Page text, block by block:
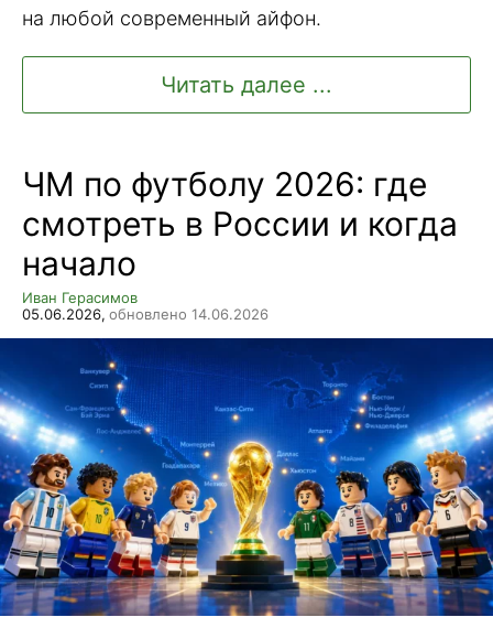
на любой современный айфон.
Читать далее ...
ЧМ по футболу 2026: где
смотреть в России и когда
начало
Иван Герасимов
05.06.2026, обновлено 14.06.2026